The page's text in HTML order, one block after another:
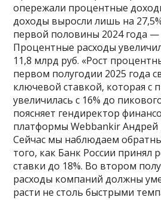
опережали процентные
доходы выросли лишь на
первой половины 2024 года —
Процентные расходы
11,8 млрд руб. «Рост
первом полугодии 2025 года
ключевой ставкой, которая с
увеличилась с 16% до
поясняет гендиректор
платформы Webbankir
Сейчас мы наблюдаем
того, как Банк России принял
ставки до 18%. Во втором
расходы компаний должны
расти не столь быстрыми